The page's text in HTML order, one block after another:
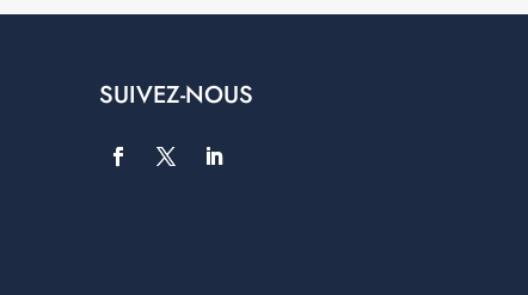
SUIVEZ-NOUS